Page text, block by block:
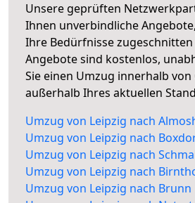
Unsere geprüften
Ihnen unverbindliche
Ihre Bedürfnisse zugeschnitten
Angebote sind kostenlos,
Sie einen Umzug innerhalb
außerhalb Ihres aktuellen
Umzug von Leipzig nach
Umzug von Leipzig nach
Umzug von Leipzig nach
Umzug von Leipzig nach
Umzug von Leipzig nach Brunn